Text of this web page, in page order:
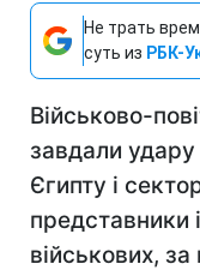
Не трать
суть из РБК-
Військово-
завдали удару
Єгипту і
представники
військових,